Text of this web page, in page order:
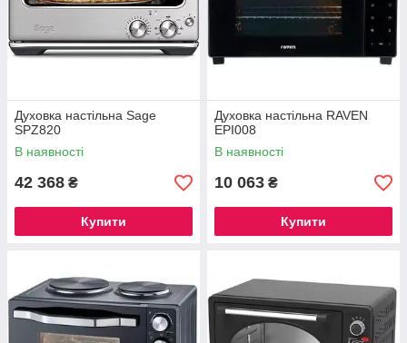
Духовка настільна Sage
SPZ820
В наявності
42 368 ₴
Купити
Духовка настільна RAVEN
EPI008
В наявності
10 063 ₴
Купити